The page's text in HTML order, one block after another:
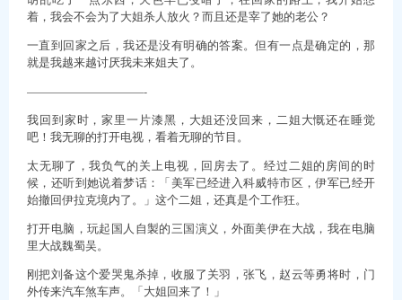
着，我会不会为了大姐杀人放火？而且还是宰了她的老公？
一直到回家之后，我还是没有明确的答案。但有一点是确定的，那
就是我越来越讨厌我未来姐夫了。
——————————-
我回到家时，家里一片漆黑，大姐还没回来，二姐大慨还在睡觉
吧！我无聊的打开电视，看着无聊的节目。
太无聊了，我负气的关上电视，回房去了。经过二姐的房间的时
候，还听到她说着梦话：「美军已经进入科威特市区，伊军已经开
始撤回伊拉克境内了。」这个二姐，还真是个工作狂。
打开电脑，玩起国人自製的三国演义，外面美伊在大战，我在电脑
里大战魏蜀吴。
刚把刘备这个爱哭鬼杀掉，收服了关羽，张飞，赵云等勇将时，门
外传来汽车煞车声。「大姐回来了！」